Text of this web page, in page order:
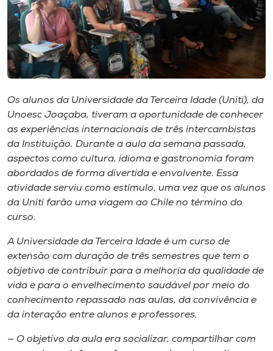
Rádio
Museu
Unoesc
Store
Selecione
Os alunos da Universidade da Terceira Idade (Uniti), da
Unoesc Joaçaba, tiveram a oportunidade de conhecer
as experiências internacionais de três intercambistas
da Instituição. Durante a aula da semana passada,
aspectos como cultura, idioma e gastronomia foram
abordados de forma divertida e envolvente. Essa
atividade serviu como estímulo, uma vez que os alunos
da Uniti farão uma viagem ao Chile no término do
curso.
A Universidade da Terceira Idade é um curso de
extensão com duração de três semestres que tem o
objetivo de contribuir para a melhoria da qualidade de
vida e para o envelhecimento saudável por meio do
conhecimento repassado nas aulas, da convivência e
da interação entre alunos e professores.
— O objetivo da aula era socializar, compartilhar com